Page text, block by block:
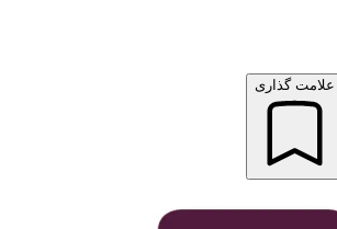
علامت گذاری